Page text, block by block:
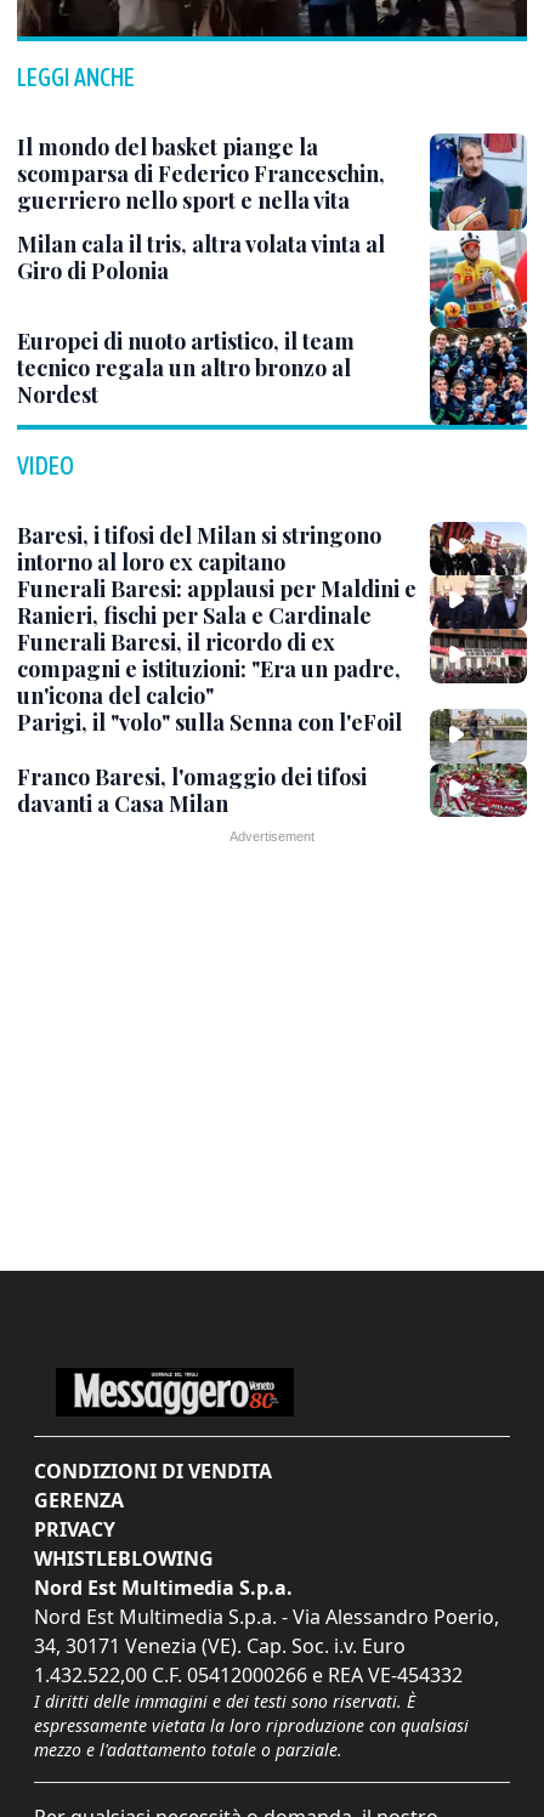
LEGGI ANCHE
Il mondo del basket piange la
scomparsa di Federico Franceschin,
guerriero nello sport e nella vita
Milan cala il tris, altra volata vinta al
Giro di Polonia
Europei di nuoto artistico, il team
tecnico regala un altro bronzo al
Nordest
VIDEO
Baresi, i tifosi del Milan si stringono
intorno al loro ex capitano
Funerali Baresi: applausi per Maldini e
Ranieri, fischi per Sala e Cardinale
Funerali Baresi, il ricordo di ex
compagni e istituzioni: "Era un padre,
un'icona del calcio"
Parigi, il "volo" sulla Senna con l'eFoil
Franco Baresi, l'omaggio dei tifosi
davanti a Casa Milan
CONDIZIONI DI VENDITA
GERENZA
PRIVACY
WHISTLEBLOWING
Nord Est Multimedia S.p.a.
Nord Est Multimedia S.p.a. - Via Alessandro Poerio,
34, 30171 Venezia (VE). Cap. Soc. i.v. Euro
1.432.522,00 C.F. 05412000266 e REA VE-454332
I diritti delle immagini e dei testi sono riservati. È
espressamente vietata la loro riproduzione con qualsiasi
mezzo e l'adattamento totale o parziale.